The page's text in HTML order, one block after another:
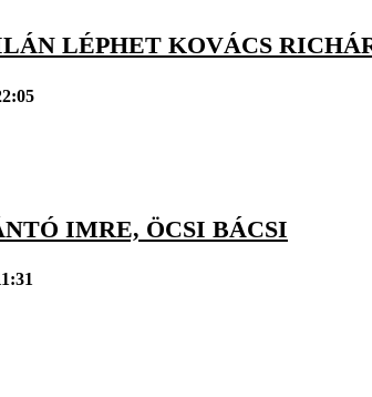
LÉPHET KOVÁCS
IMRE, ÖCSI BÁCSI